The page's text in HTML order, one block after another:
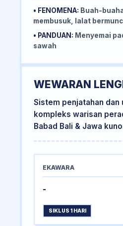
• FENOMENA: Buah-
membusuk, lalat
• PANDUAN: Menyemai
sawah
WEWARAN
Sistem penjatahan dan
kompleks warisan
Babad Bali & Jawa
EKAWARA
-
SIKLUS 1 HARI